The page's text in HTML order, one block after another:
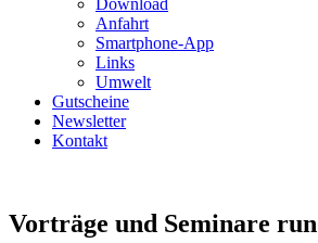
Download
Anfahrt
Smartphone-App
Links
Umwelt
Gutscheine
Newsletter
Kontakt
Vorträge und Seminare